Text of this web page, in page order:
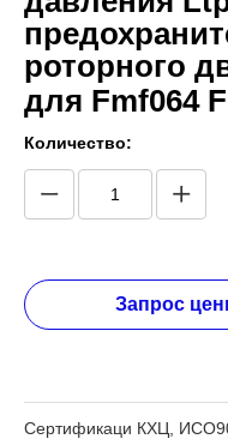
роторного
для Fmf064
Количество:
Запрос
Сертификаци КХЦ,